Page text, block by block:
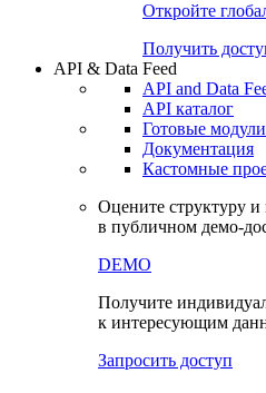
Откройте
Получить
API & Data Feed
API and Data
API каталог
Готовые
Документация
Кастомные
Оцените структуру и
в публичном демо-
DEMO
Получите
к интересующим
Запросить доступ